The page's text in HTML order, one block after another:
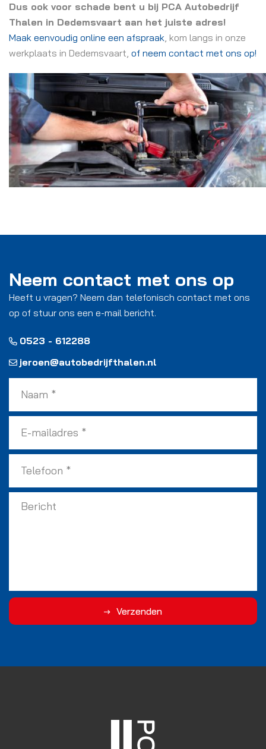
Dus ook voor schade bent u bij PCA Autobedrijf
Thalen in Dedemsvaart aan het juiste adres!
Maak eenvoudig online een afspraak, kom langs in onze
werkplaats in Dedemsvaart, of neem contact met ons op!
Neem contact met ons op
Heeft u vragen? Neem dan telefonisch contact met ons
op of stuur ons een e-mail bericht.
0523 - 612288
jeroen@autobedrijfthalen.nl
Verzenden